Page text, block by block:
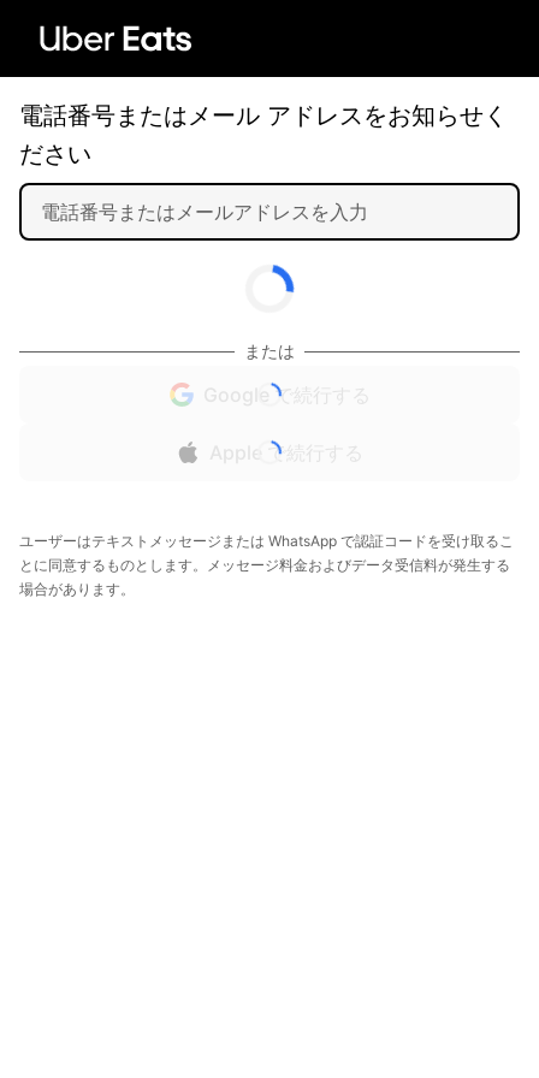
電話番号またはメール アドレスをお知らせく
ださい
または
Google で続行する
Apple で続行する
ユーザーはテキストメッセージまたは WhatsApp で認証コードを受け取るこ
とに同意するものとします。メッセージ料金およびデータ受信料が発生する
場合があります。